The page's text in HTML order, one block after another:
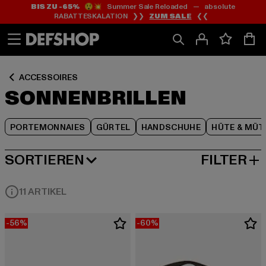
Zum
Inhalt
springen
Zum
Fußzeile
springen
BIS ZU -65%😲💥 Summer Sale Reloaded — absolute
RABATTESKALATION ❯❯ ZUM SALE ❮❮
ACCESSOIRES
SONNENBRILLEN
PORTEMONNAIES GÜRTEL HANDSCHUHE HÜTE &
Zum
Produktraster
springen
SORTIEREN
BELIEBTESTE FILTER
11 ARTIKEL
-56% -60%